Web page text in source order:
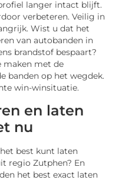
langer intact blijft.
verbeteren. Veilig in
Wist u dat het
van autobanden in
brandstof bespaart?
maken met de
banden op het wegdek.
win-winsituatie.
en laten
nu
best kunt laten
regio Zutphen? En
het best exact laten